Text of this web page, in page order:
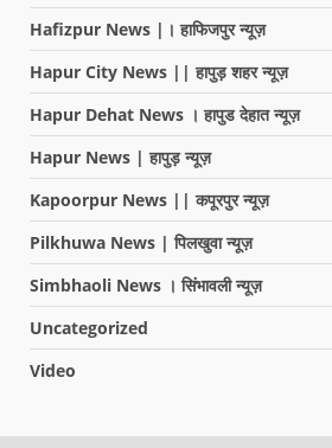
Hafizpur News |। हाफिजपुर न्यूज़
Hapur City News || हापुड़ शहर न्यूज़
Hapur Dehat News । हापुड देहात न्यूज़
Hapur News | हापुड़ न्यूज़
Kapoorpur News || कपूरपुर न्यूज़
Pilkhuwa News | पिलखुवा न्यूज़
Simbhaoli News । सिंभावली न्यूज़
Uncategorized
Video